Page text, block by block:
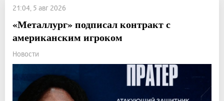
21:04, 5 авг 2026
«Металлург» подписал контракт с
американским игроком
Новости